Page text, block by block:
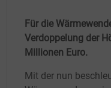
Für die
Verdoppelung der
Millionen Euro.
Mit der nun